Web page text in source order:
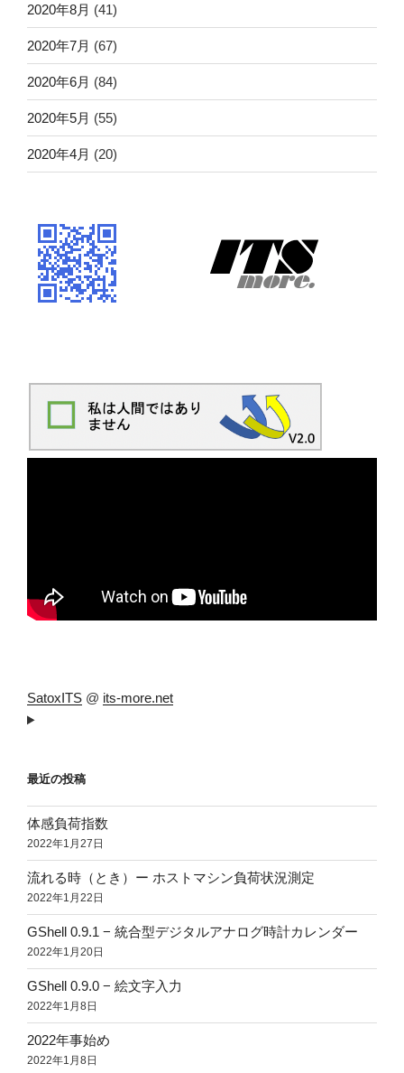
2020年8月 (41)
2020年7月 (67)
2020年6月 (84)
2020年5月 (55)
2020年4月 (20)
SatoxITS @ its-more.net
最近の投稿
体感負荷指数
2022年1月27日
流れる時（とき）ー ホストマシン負荷状況測定
2022年1月22日
GShell 0.9.1 − 統合型デジタルアナログ時計カレンダー
2022年1月20日
GShell 0.9.0 − 絵文字入力
2022年1月8日
2022年事始め
2022年1月8日